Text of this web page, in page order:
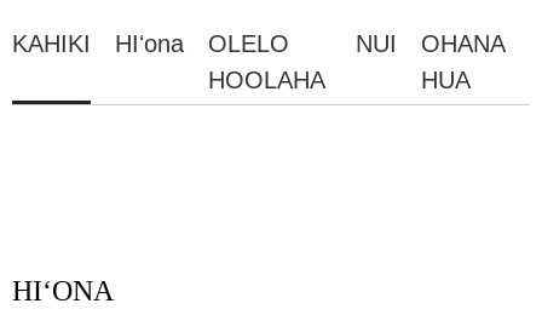
KAHIKI HIʻona
OLELO
HOOLAHA
NUI
OHANA
HUA
HIʻONA